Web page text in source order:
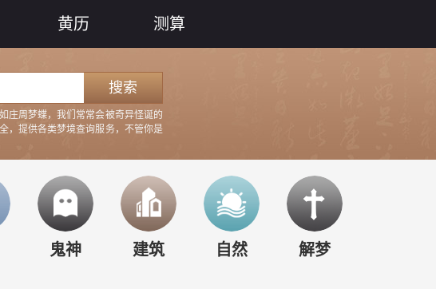
黄历 测算
搜索
庄周梦蝶，我们常常会被奇异怪诞的
，提供各类梦境查询服务，不管你是
梦见
鬼神
梦见
建筑
梦见
自然
梦见
西方
解梦